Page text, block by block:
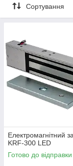
Сортування
Електромагнітний
KRF-300 LED
Готово до відправки